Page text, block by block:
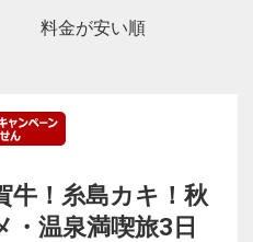
料金が安い順
牛！糸島カキ！秋
・温泉満喫旅3日